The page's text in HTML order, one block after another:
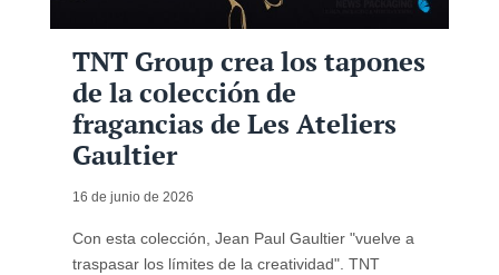
TNT Group crea los tapones
de la colección de
fragancias de Les Ateliers
Gaultier
16 de junio de 2026
Con esta colección, Jean Paul Gaultier "vuelve a
traspasar los límites de la creatividad". TNT